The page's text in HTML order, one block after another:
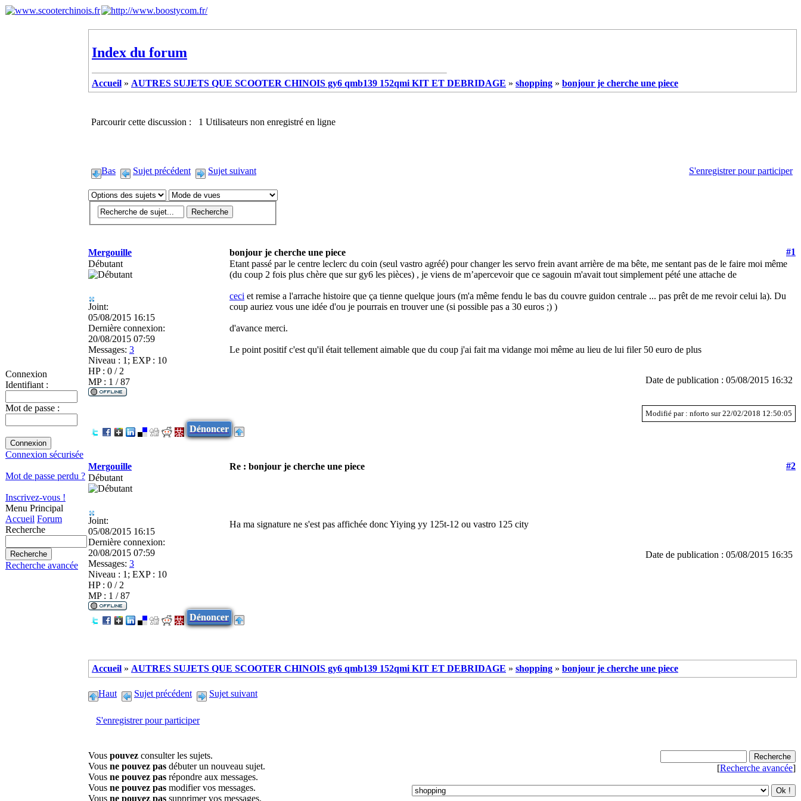
Connexion
Identifiant :
Mot de passe :
Connexion sécurisée
Mot de passe perdu ?
Inscrivez-vous !
Menu Principal
Accueil Forum
Recherche
Recherche avancée
Index du forum
Accueil » AUTRES SUJETS QUE SCOOTER CHINOIS gy6 qmb139 152qmi KIT ET DEBRIDAGE » shopping » bonjour je cherche une piece
Parcourir cette discussion : 1 Utilisateurs non enregistré en ligne
Bas Sujet précédent Sujet suivant S'enregistrer pour participer
Mergouille bonjour je cherche une piece
#1
Débutant
Joint:
05/08/2015 16:15
Dernière connexion:
20/08/2015 07:59
Messages: 3
Niveau : 1; EXP : 10
HP : 0 / 2
MP : 1 / 87
Etant passé par le centre leclerc du coin (seul vastro agréé) pour changer les servo frein avant arrière de ma bête, me sentant pas de le faire moi même
(du coup 2 fois plus chère que sur gy6 les pièces) , je viens de m’apercevoir que ce sagouin m'avait tout simplement pété une attache de
ceci et remise a l'arrache histoire que ça tienne quelque jours (m'a même fendu le bas du couvre guidon centrale ... pas prêt de me revoir celui la). Du
coup auriez vous une idée d'ou je pourrais en trouver une (si possible pas a 30 euros ;) )
d'avance merci.
Le point positif c'est qu'il était tellement aimable que du coup j'ai fait ma vidange moi même au lieu de lui filer 50 euro de plus
Date de publication : 05/08/2015 16:32
Modifié par : nforto sur 22/02/2018 12:50:05
Dénoncer
Mergouille Re : bonjour je cherche une piece
#2
Débutant
Joint:
05/08/2015 16:15
Dernière connexion:
20/08/2015 07:59
Messages: 3
Niveau : 1; EXP : 10
HP : 0 / 2
MP : 1 / 87
Ha ma signature ne s'est pas affichée donc Yiying yy 125t-12 ou vastro 125 city
Date de publication : 05/08/2015 16:35
Dénoncer
Accueil » AUTRES SUJETS QUE SCOOTER CHINOIS gy6 qmb139 152qmi KIT ET DEBRIDAGE » shopping » bonjour je cherche une piece
Haut Sujet précédent Sujet suivant
S'enregistrer pour participer
Vous pouvez consulter les sujets.
Vous ne pouvez pas débuter un nouveau sujet.
Vous ne pouvez pas répondre aux messages.
Vous ne pouvez pas modifier vos messages.
Vous ne pouvez pas supprimer vos messages.
[Recherche avancée]